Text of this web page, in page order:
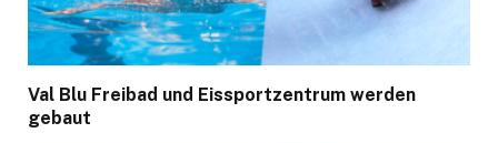
Val Blu Freibad und Eissportzentrum werden
gebaut